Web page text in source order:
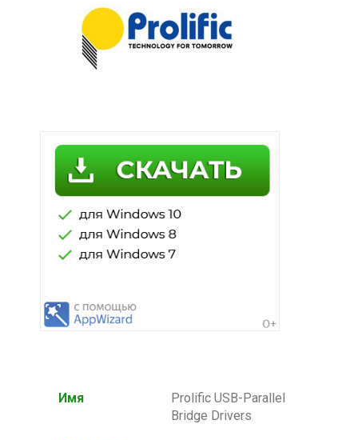
Имя
Prolific USB-Parallel
Bridge Drivers